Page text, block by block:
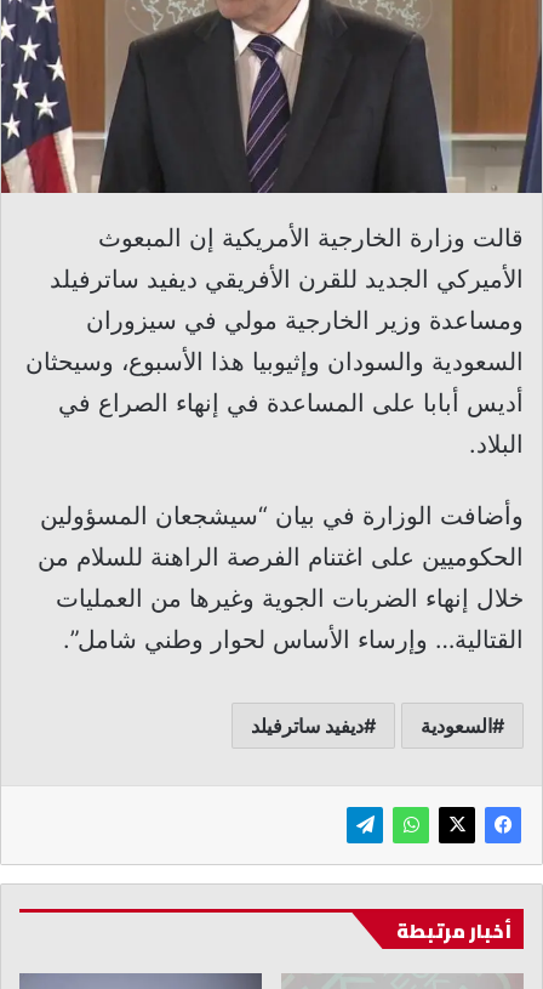
قالت وزارة الخارجية الأمريكية إن المبعوث
الأميركي الجديد للقرن الأفريقي ديفيد ساترفيلد
ومساعدة وزير الخارجية مولي في سيزوران
السعودية والسودان وإثيوبيا هذا الأسبوع، وسيحثان
أديس أبابا على المساعدة في إنهاء الصراع في
البلاد.
وأضافت الوزارة في بيان “سيشجعان المسؤولين
الحكوميين على اغتنام الفرصة الراهنة للسلام من
خلال إنهاء الضربات الجوية وغيرها من العمليات
القتالية… وإرساء الأساس لحوار وطني شامل”.
السعودية ديفيد ساترفيلد
أخبار مرتبطة